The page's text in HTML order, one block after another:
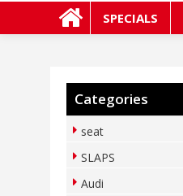
SPECIALS
Categories
seat
SLAPS
Audi